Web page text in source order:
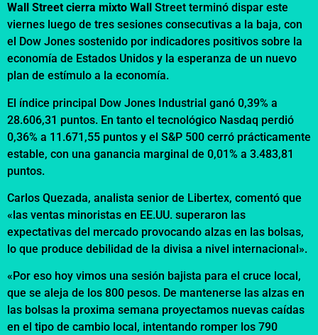
Wall Street cierra mixto Wall Street terminó dispar este
viernes luego de tres sesiones consecutivas a la baja, con
el Dow Jones sostenido por indicadores positivos sobre la
economía de Estados Unidos y la esperanza de un nuevo
plan de estímulo a la economía.
El índice principal Dow Jones Industrial ganó 0,39% a
28.606,31 puntos. En tanto el tecnológico Nasdaq perdió
0,36% a 11.671,55 puntos y el S&P 500 cerró prácticamente
estable, con una ganancia marginal de 0,01% a 3.483,81
puntos.
Carlos Quezada, analista senior de Libertex, comentó que
«las ventas minoristas en EE.UU. superaron las
expectativas del mercado provocando alzas en las bolsas,
lo que produce debilidad de la divisa a nivel internacional».
«Por eso hoy vimos una sesión bajista para el cruce local,
que se aleja de los 800 pesos. De mantenerse las alzas en
las bolsas la proxima semana proyectamos nuevas caídas
en el tipo de cambio local, intentando romper los 790